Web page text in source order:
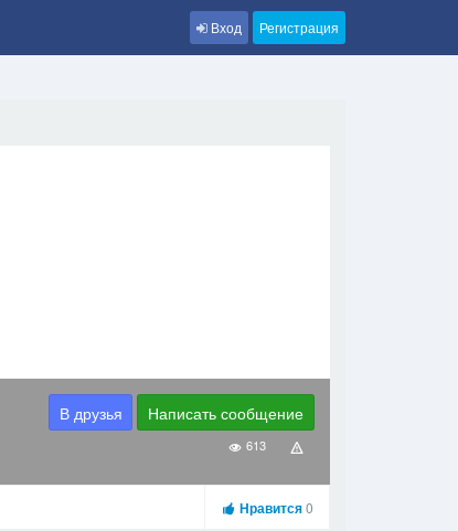
Вход Регистрация
В друзья Написать сообщение
613
Нравится0